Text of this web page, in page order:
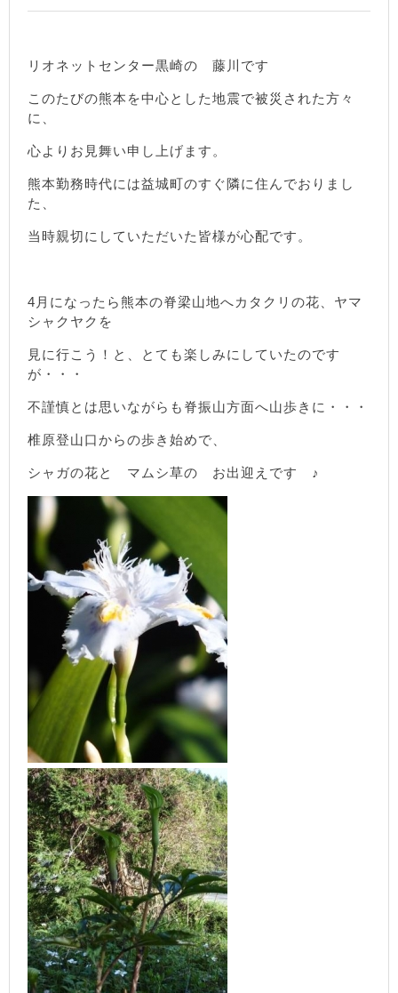
リオネットセンター黒崎の 藤川です
このたびの熊本を中心とした地震で被災された方々
に、
心よりお見舞い申し上げます。
熊本勤務時代には益城町のすぐ隣に住んでおりまし
た、
当時親切にしていただいた皆様が心配です。
4月になったら熊本の脊梁山地へカタクリの花、ヤマ
シャクヤクを
見に行こう！と、とても楽しみにしていたのです
が・・・
不謹慎とは思いながらも脊振山方面へ山歩きに・・・
椎原登山口からの歩き始めで、
シャガの花と マムシ草の お出迎えです ♪